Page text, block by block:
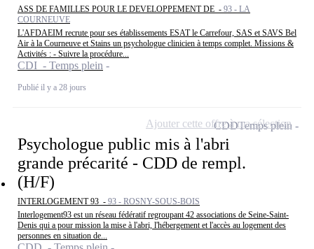
ASS DE FAMILLES POUR LE DEVELOPPEMENT DE - 93 - LA
COURNEUVE
L'AFDAEIM recrute pour ses établissements ESAT le Carrefour, SAS et SAVS Bel
Air à la Courneuve et Stains un psychologue clinicien à temps complet. Missions &
Activités : - Suivre la procédure...
CDI - Temps plein
Publié il y a 28 jours
Psychologue public mis à l'abri
grande précarité - CDD de rempl.
(H/F)
INTERLOGEMENT 93 - 93 - ROSNY-SOUS-BOIS
Interlogement93 est un réseau fédératif regroupant 42 associations de Seine-Saint-
Denis qui a pour mission la mise à l'abri, l'hébergement et l'accès au logement des
personnes en situation de...
CDDTemps plein
Ajouter cette offre à ma sélection